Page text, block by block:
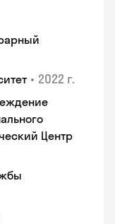
• 2022 г.
Центр